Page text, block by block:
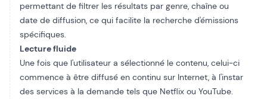
permettant de filtrer les résultats par genre, chaîne ou
date de diffusion, ce qui facilite la recherche d'émissions
spécifiques.
Lecture fluide
Une fois que l'utilisateur a sélectionné le contenu, celui-ci
commence à être diffusé en continu sur Internet, à l'instar
des services à la demande tels que Netflix ou YouTube.